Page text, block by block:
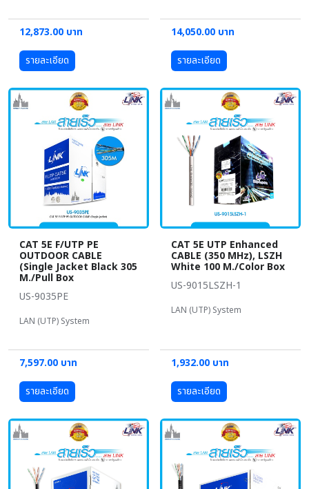
12,873.00 บาท
รายละเอียด
14,050.00 บาท
รายละเอียด
CAT 5E F/UTP PE
OUTDOOR CABLE
(Single Jacket Black 305
M./Pull Box
US-9035PE
LAN (UTP) System
7,597.00 บาท
รายละเอียด
CAT 5E UTP Enhanced
CABLE (350 MHz), LSZH
White 100 M./Color Box
US-9015LSZH-1
LAN (UTP) System
1,932.00 บาท
รายละเอียด